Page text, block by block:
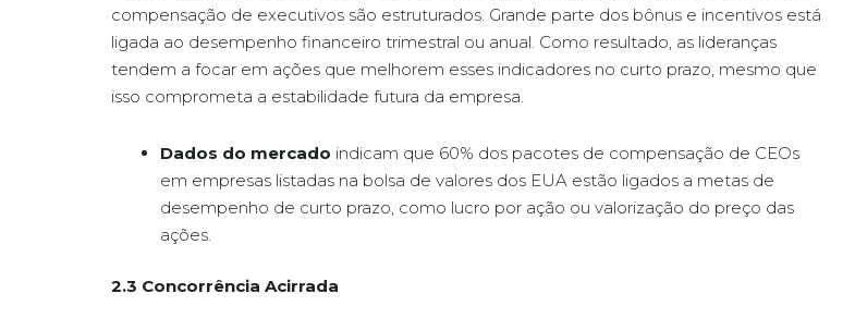
compensação de executivos são estruturados. Grande parte dos bônus e incentivos está
ligada ao desempenho financeiro trimestral ou anual. Como resultado, as lideranças
tendem a focar em ações que melhorem esses indicadores no curto prazo, mesmo que
isso comprometa a estabilidade futura da empresa.
Dados do mercado indicam que 60% dos pacotes de compensação de CEOs
em empresas listadas na bolsa de valores dos EUA estão ligados a metas de
desempenho de curto prazo, como lucro por ação ou valorização do preço das
ações.
2.3 Concorrência Acirrada